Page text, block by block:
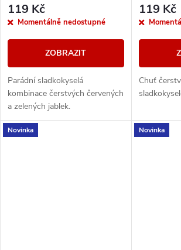
119 Kč
Momentálně nedostupné
ZOBRAZIT
Parádní sladkokyselá
kombinace čerstvých červených
a zelených jablek.
119 Kč
Chuť
Novinka Novinka